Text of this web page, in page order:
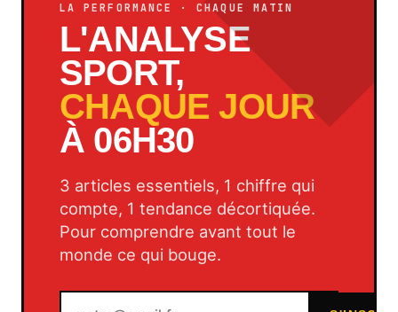
LA PERFORMANCE · CHAQUE MATIN
L'ANALYSE
SPORT,
CHAQUE JOUR
À 06H30
3 articles essentiels, 1 chiffre qui
compte, 1 tendance décortiquée.
Pour comprendre avant tout le
monde ce qui bouge.